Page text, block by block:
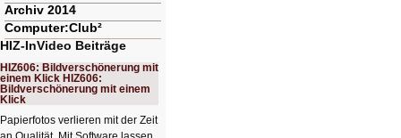
Archiv 2014
Computer:Club²
HIZ-InVideo Beiträge
HIZ606: Bildverschönerung mit
einem Klick HIZ606:
Bildverschönerung mit einem
Klick
Papierfotos verlieren mit der Zeit